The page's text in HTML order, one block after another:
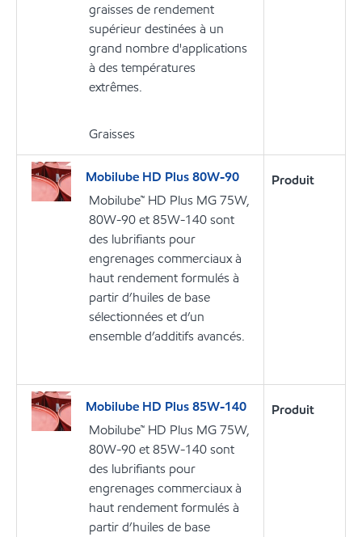
graisses de rendement
supérieur destinées à un
grand nombre d'applications
à des températures
extrêmes.
Graisses
Mobilube HD Plus 80W-90
Mobilube™ HD Plus MG 75W,
80W-90 et 85W-140 sont
des lubrifiants pour
engrenages commerciaux à
haut rendement formulés à
partir d’huiles de base
sélectionnées et d’un
ensemble d’additifs avancés.
Produit
Mobilube HD Plus 85W-140
Mobilube™ HD Plus MG 75W,
80W-90 et 85W-140 sont
des lubrifiants pour
engrenages commerciaux à
haut rendement formulés à
partir d’huiles de base
Produit